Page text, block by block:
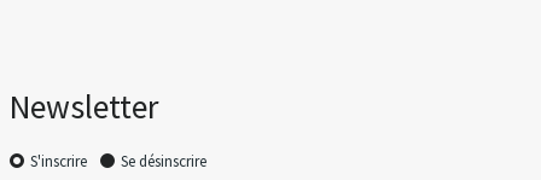
Newsletter
S'inscrire Se désinscrire